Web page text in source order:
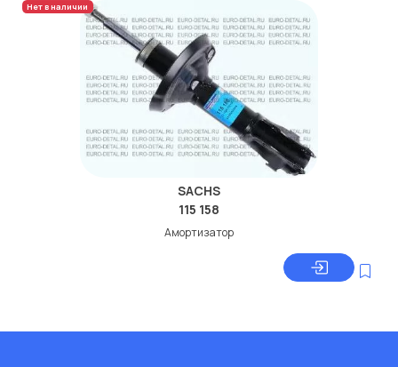
Нет в наличии
SACHS
115 158
Амортизатор